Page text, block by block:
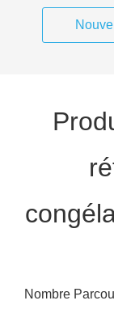
Nombre